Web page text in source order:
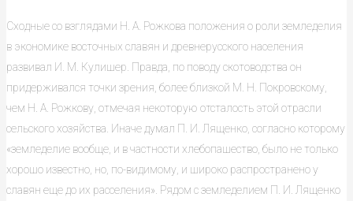
Сходные со взглядами Н. А. Рожкова положения о роли земледелия
в экономике восточных славян и древнерусского населения
развивал И. М. Кулишер. Правда, по поводу скотоводства он
придерживался точки зрения, более близкой М. Н. Покровскому,
чем Н. А. Рожкову, отмечая некоторую отсталость этой отрасли
сельского хозяйства. Иначе думал П. И. Лященко, согласно которому
«земледелие вообще, и в частности хлебопашество, было не только
хорошо известно, но, по-видимому, и широко распространено у
славян еще до их расселения». Рядом с земледелием П. И. Лященко